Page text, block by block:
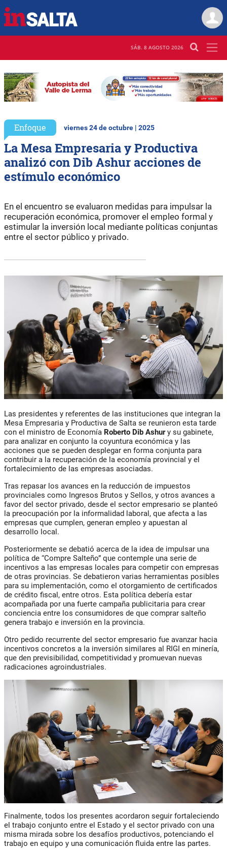
SÁB. 8 AGOSTO 2026
Enfoque viernes 24 de octubre | 2025
La Mesa Empresaria y Productiva
analizó con Dib Ashur acciones de
estímulo económico
En el encuentro se evaluaron medidas para impulsar la
recuperación económica, promover el empleo formal y
estimular la inversión local mediante políticas conjuntas
entre el sector público y privado.
Las presidentes y referentes de las instituciones que integran la
Mesa Empresaria y Productiva de Salta se reunieron esta tarde
con el ministro de Economía Roberto Dib Ashury su gabinete,
para analizar en conjunto la coyuntura económica y las
acciones que se pueden desplegar en forma conjunta para
contribuir a la recuperación de la economía provincial y el
fortalecimiento de las empresas asociadas.
Tras repasar los avances en la reducción de impuestos
provinciales como Ingresos Brutos y Sellos, y otros avances a
favor del sector privado, desde el sector empresario se planteó
la preocupación por la informalidad laboral, que afecta a las
empresas que cumplen, generan empleo y apuestan al
desarrollo local.
Posteriormente se debatió acerca de la idea de impulsar una
política de “Compre Salteño” que contemple una serie de
incentivos a las empresas locales para competir con empresas
de otras provincias. Se debatieron varias herramientas posibles
para su implementación, como el otorgamiento de certificados
de crédito fiscal, entre otros. Esta política debería estar
acompañada por una fuerte campaña publicitaria para crear
conciencia entre los consumidores de que comprar salteño
genera trabajo e inversión en la provincia.
Otro pedido recurrente del sector empresario fue avanzar hacia
incentivos concretos a la inversión similares al RIGI en minería,
que den previsibilidad, competitividad y promuevan nuevas
radicaciones agroindustriales.
Finalmente, todos los presentes acordaron seguir fortaleciendo
el trabajo conjunto entre el Estado y el sector privado con una
misma mirada sobre los desafíos productivos, potenciando el
trabajo en equipo y una comunicación fluida entre las partes.